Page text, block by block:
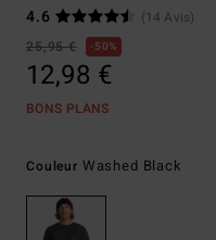
4.6
(14 Avis)
25,95 €
50%
12,98 €
BONS PLANS
Couleur Washed Black